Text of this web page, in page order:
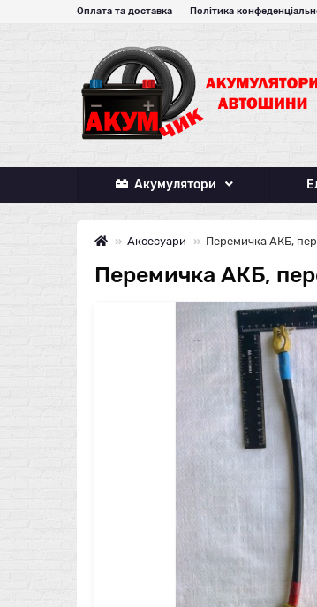
Оплата та доставка Політика
Акумулятори
Аксесуари Перемичка АКБ,
Перемичка АКБ,